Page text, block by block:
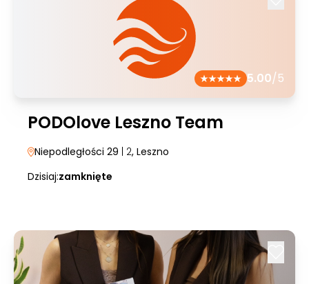
5.00/5
PODOlove Leszno Team
Niepodległości 29 | 2, Leszno
Dzisiaj:zamknięte